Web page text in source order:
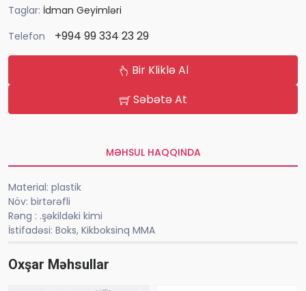
Taglar: İdman Geyimləri
Telefon
+994 99 334 23 29
Bir Kliklə Al
Səbətə At
MƏHSUL HAQQINDA
Material: plastik
Növ: birtərəfli
Rəng : .şəkildəki kimi
İstifadəsi: Boks, Kikboksinq MMA
Oxşar Məhsullar